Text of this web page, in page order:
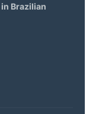
Brazilian